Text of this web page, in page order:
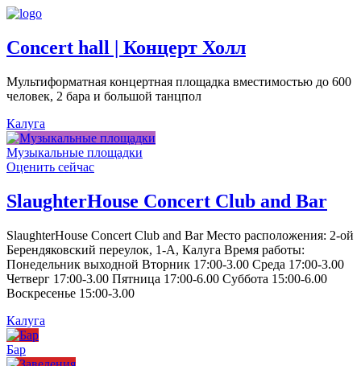
Concert hall | Концерт Холл
Мультиформатная концертная площадка вместимостью до 600
человек, 2 бара и большой танцпол
Калуга
Музыкальные площадки
Оценить сейчас
SlaughterHouse Concert Club and Bar
SlaughterHouse Concert Club and Bar Место расположения: 2-ой
Берендяковский переулок, 1-А, Калуга Время работы:
Понедельник выходной Вторник 17:00-3.00 Среда 17:00-3.00
Четверг 17:00-3.00 Пятница 17:00-6.00 Суббота 15:00-6.00
Воскресенье 15:00-3.00
Калуга
Бар